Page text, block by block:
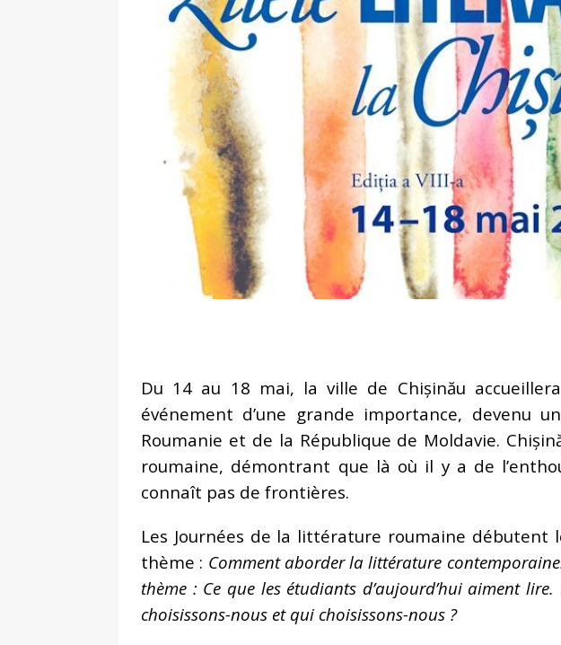
de la réalité » – entretien réalisé par Leonard Popa
[ 2 février 2026 ]
Lancement du roman Le Saint n°6 de
ACTUALITÉ
[ 8 janvier 2026 ] Interview. Pascal Louvrier : Malraux est là où
face aux dictatures
FEATURED
[ 10 novembre 2025 ]
Interview – Adélaïde de Clermont-
un classique, c’est en réalité le garder vivant
FEATURED
[ 4 août 2026 ]
Interview. Sarah Hatimi : Pour moi, le poète
émotions que les autres ne savent pas nommer
FEATURED
Du 14 au 18 mai, la ville de Chișinău
événement d’une grande importance, devenu
Roumanie et de la République de Moldavie.
roumaine, démontrant que là où il y a de
connaît pas de frontières.
Les Journées de la littérature roumaine
thème : Comment aborder la littérature
thème : Ce que les étudiants d’aujourd’hui aiment
choisissons-nous et qui choisissons-nous ?